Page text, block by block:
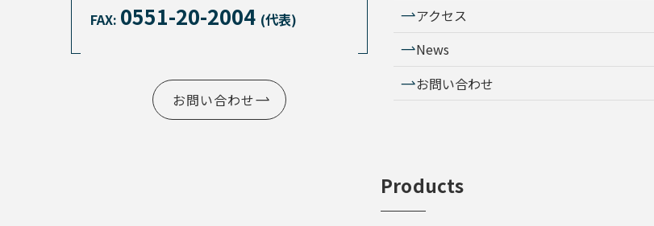
FAX: 0551-20-2004 (代表)
お問い合わせ
アクセス
News
お問い合わせ
Products